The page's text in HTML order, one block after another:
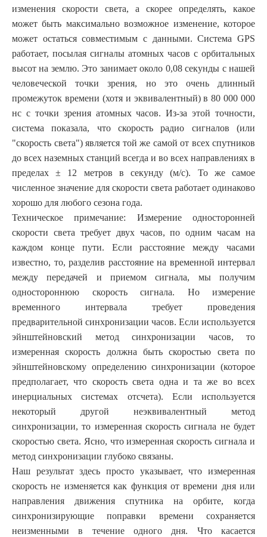
изменения скорости света, а скорее определять, какое
может быть максимально возможное изменение, которое
может остаться совместимым с данными. Система GPS
работает, посылая сигналы атомных часов с орбитальных
высот на землю. Это занимает около 0,08 секунды с нашей
человеческой точки зрения, но это очень длинный
промежуток времени (хотя и эквивалентный) в 80 000 000
нс с точки зрения атомных часов. Из-за этой точности,
система показала, что скорость радио сигналов (или
"скорость света") является той же самой от всех спутников
до всех наземных станций всегда и во всех направлениях в
пределах ± 12 метров в секунду (м/с). То же самое
численное значение для скорости света работает одинаково
хорошо для любого сезона года.
Техническое примечание: Измерение односторонней
скорости света требует двух часов, по одним часам на
каждом конце пути. Если расстояние между часами
известно, то, разделив расстояние на временной интервал
между передачей и приемом сигнала, мы получим
одностороннюю скорость сигнала. Но измерение
временного интервала требует проведения
предварительной синхронизации часов. Если используется
эйнштейновский метод синхронизации часов, то
измеренная скорость должна быть скоростью света по
эйнштейновскому определению синхронизации (которое
предполагает, что скорость света одна и та же во всех
инерциальных системах отсчета). Если используется
некоторый другой неэквивалентный метод
синхронизации, то измеренная скорость сигнала не будет
скоростью света. Ясно, что измеренная скорость сигнала и
метод синхронизации глубоко связаны.
Наш результат здесь просто указывает, что измеренная
скорость не изменяется как функция от времени дня или
направления движения спутника на орбите, когда
синхронизирующие поправки времени сохраняется
неизменными в течение одного дня. Что касается